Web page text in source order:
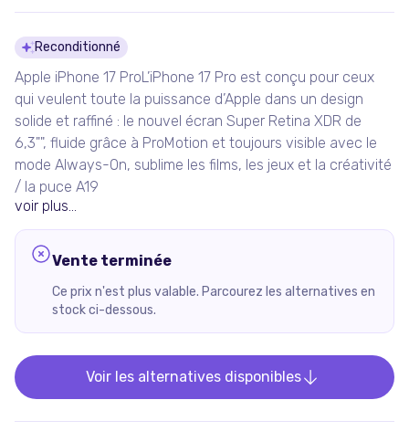
Détails du produit
Reconditionné
Apple iPhone 17 ProL’iPhone 17 Pro est conçu pour ceux
qui veulent toute la puissance d’Apple dans un design
solide et raffiné : le nouvel écran Super Retina XDR de
6,3"", fluide grâce à ProMotion et toujours visible avec le
mode Always-On, sublime les films, les jeux et la créativité
/ la puce A19
voir plus...
Vente terminée
Ce prix n'est plus valable. Parcourez les alternatives en
stock ci-dessous.
Voir les alternatives disponibles